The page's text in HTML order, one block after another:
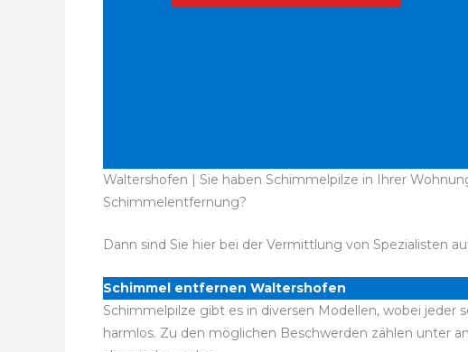
Waltershofen | Sie haben Schimmelpilze in Ihrer
Schimmelentfernung?
Dann sind Sie hier bei der Vermittlung von Spezialisten
Schimmel entfernen Waltershofen
Schimmelpilze gibt es in diversen Modellen, wobei jeder
harmlos. Zu den möglichen Beschwerden zählen unter